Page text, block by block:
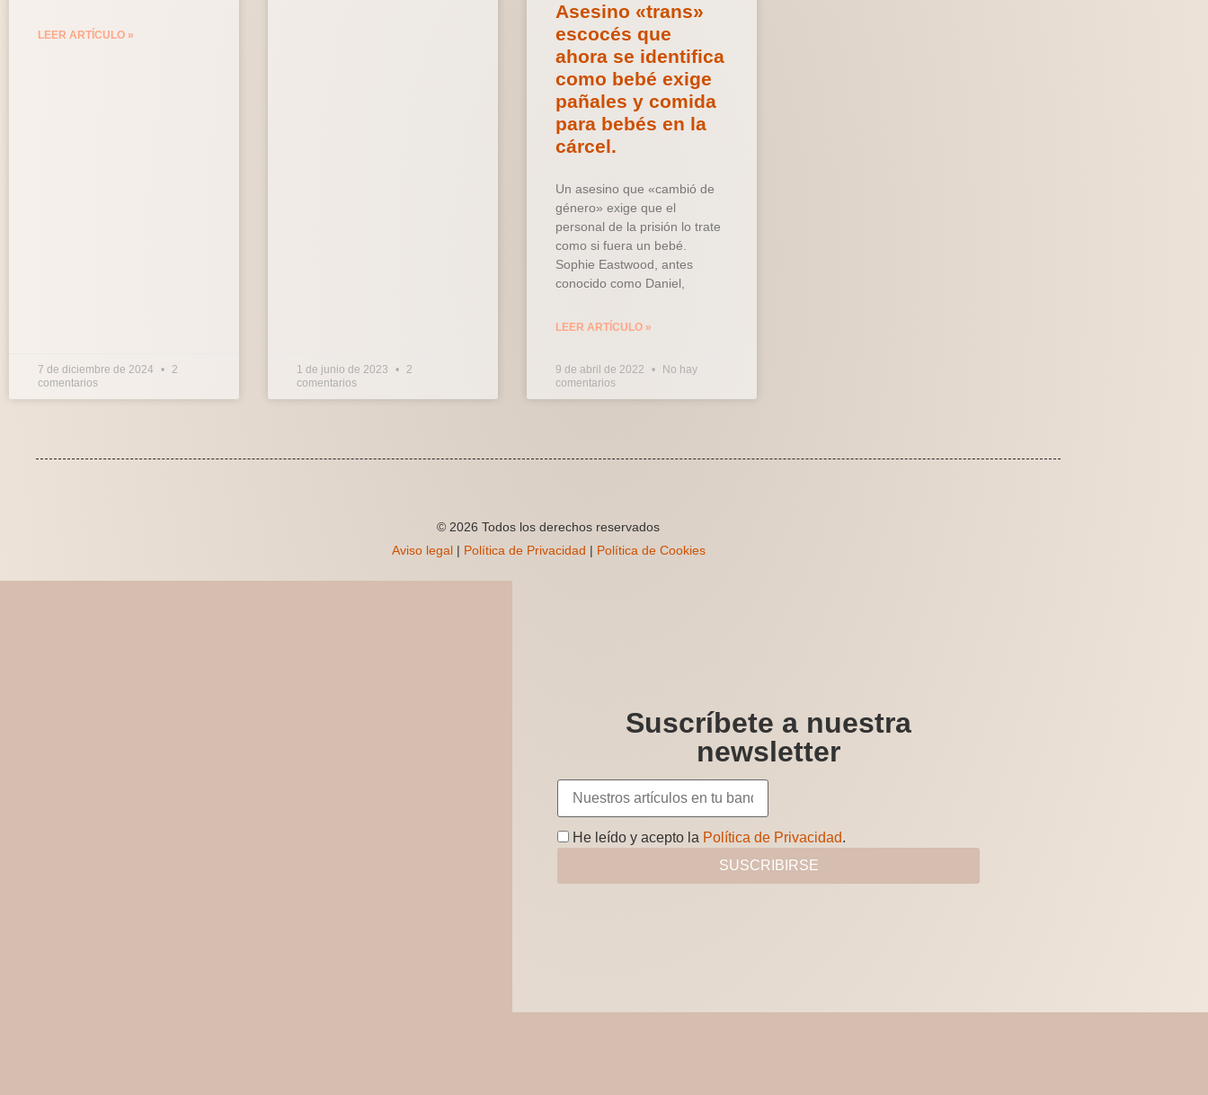
LEER ARTÍCULO »
7 de diciembre de 2024
2
comentarios
1 de junio de 2023
2
comentarios
Asesino «trans»
escocés que
ahora se identifica
como bebé exige
pañales y comida
para bebés en la
cárcel.
Un asesino que «cambió de
género» exige que el
personal de la prisión lo trate
como si fuera un bebé.
Sophie Eastwood, antes
conocido como Daniel,
LEER ARTÍCULO »
9 de abril de 2022
No hay
comentarios
© 2026 Todos los derechos reservados
Aviso legal| Política de Privacidad | Política de Cookies
Suscríbete a nuestra
newsletter
He leído y acepto la Política de Privacidad.